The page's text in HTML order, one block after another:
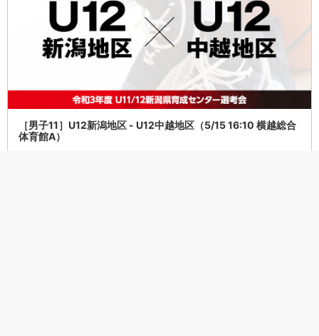
［男子11］U12新潟地区 - U12中越地区（5/15 16:10 横越総合
体育館A）